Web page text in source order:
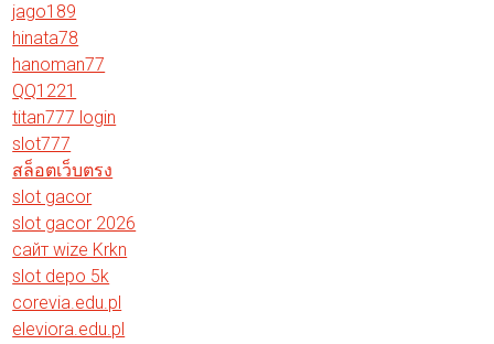
jago189
hinata78
hanoman77
QQ1221
titan777 login
slot777
สล็อตเว็บตรง
slot gacor
slot gacor 2026
сайт wize Krkn
slot depo 5k
corevia.edu.pl
eleviora.edu.pl